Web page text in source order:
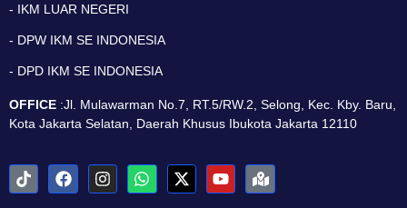
- IKM LUAR NEGERI
- DPW IKM SE INDONESIA
- DPD IKM SE INDONESIA
OFFICE :Jl. Mulawarman No.7, RT.5/RW.2, Selong, Kec. Kby. Baru,
Kota Jakarta Selatan, Daerah Khusus Ibukota Jakarta 12110